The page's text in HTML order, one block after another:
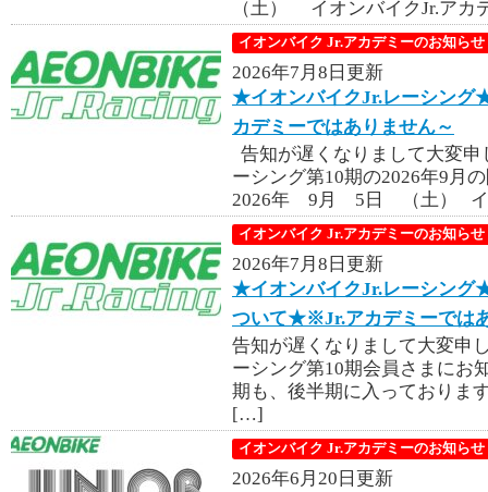
（土） イオンバイクJr.ア
イオンバイク Jr.アカデミーのお知らせ
2026年7月8日更新
★イオンバイクJr.レーシン
カデミーではありません～
告知が遅くなりまして大変
ーシング第10期の2026年9月
2026年 9月 5日 （土） イ
イオンバイク Jr.アカデミーのお知らせ
2026年7月8日更新
★イオンバイクJr.レーシング
ついて★※Jr.アカデミーでは
告知が遅くなりまして大変申
ーシング第10期会員さまにお
期も、後半期に入っておりま
[…]
イオンバイク Jr.アカデミーのお知らせ
2026年6月20日更新